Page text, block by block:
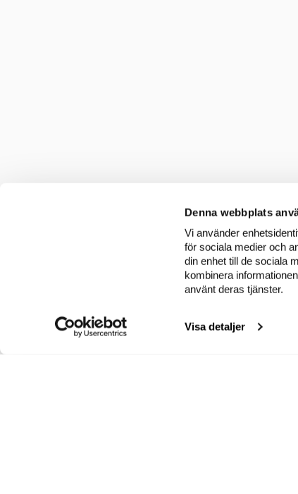
Denna webbplats
Vi använder
för sociala medier och
din enhet till de sociala
kombinera
använt deras tjänster.
Visa detaljer